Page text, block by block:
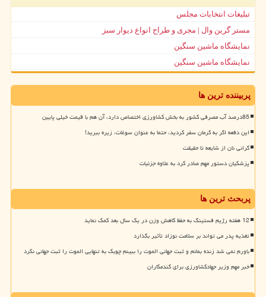
تبلیغات انتخابات مجلس
مستر گرین وال | مجری و طراح انواع دیوار سبز
نمایشگاه ماشین سنگین
نمایشگاه ماشین سنگین
پربیننده ترین ها
85درصد آب مصرفی کشور به بخش کشاورزی اختصاص دارد، آن هم با قیمت خیلی پایین
این دفعه اگر به کرمان سفر کردید، حتما به عنوان سوغات، زیره ببرید!
گرانی نان از شایعه تا حقیقت
پزشکیان دستور مهم صادر کرد به علاوه جزئیات
پربحث ترین ها
12 هفته رژیم فستینگ به حفظ کاهش وزن در یک سال بعد کمک نماید
تغذیه پدر می تواند بر سلامت نوزاد تأثیر بگذارد
باورم نمی شد زنده بمانم و ثبت جهانی الموت را ببینم چوبک به تنهایی الموت را ثبت جهانی نکرد
خبر مهم وزیر جهادکشاورزی برای گندمکاران